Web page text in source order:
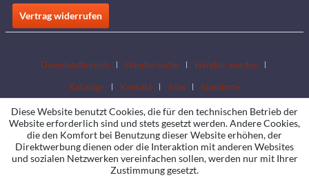
Vertrag widerrufen
Downloadbereich Händlersuche
Händler werden
Kataloge
Kontakt Jobs Standorte
Diese Website benutzt Cookies, die für den technischen Betrieb der
Website erforderlich sind und stets gesetzt werden. Andere Cookies,
die den Komfort bei Benutzung dieser Website erhöhen, der
Direktwerbung dienen oder die Interaktion mit anderen Websites
und sozialen Netzwerken vereinfachen sollen, werden nur mit Ihrer
Zustimmung gesetzt.